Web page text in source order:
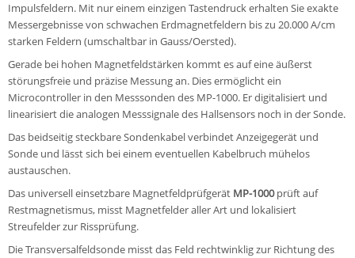
Impulsfeldern. Mit nur einem einzigen Tastendruck erhalten Sie exakte
Messergebnisse von schwachen Erdmagnetfeldern bis zu 20.000 A/cm
starken Feldern (umschaltbar in Gauss/Oersted).
Gerade bei hohen Magnetfeldstärken kommt es auf eine äußerst
störungsfreie und präzise Messung an. Dies ermöglicht ein
Microcontroller in den Messsonden des MP-1000. Er digitalisiert und
linearisiert die analogen Messsignale des Hallsensors noch in der Sonde.
Das beidseitig steckbare Sondenkabel verbindet Anzeigegerät und
Sonde und lässt sich bei einem eventuellen Kabelbruch mühelos
austauschen.
Das universell einsetzbare Magnetfeldprüfgerät MP-1000prüft auf
Restmagnetismus, misst Magnetfelder aller Art und lokalisiert
Streufelder zur Rissprüfung.
Die Transversalfeldsonde misst das Feld rechtwinklig zur Richtung des